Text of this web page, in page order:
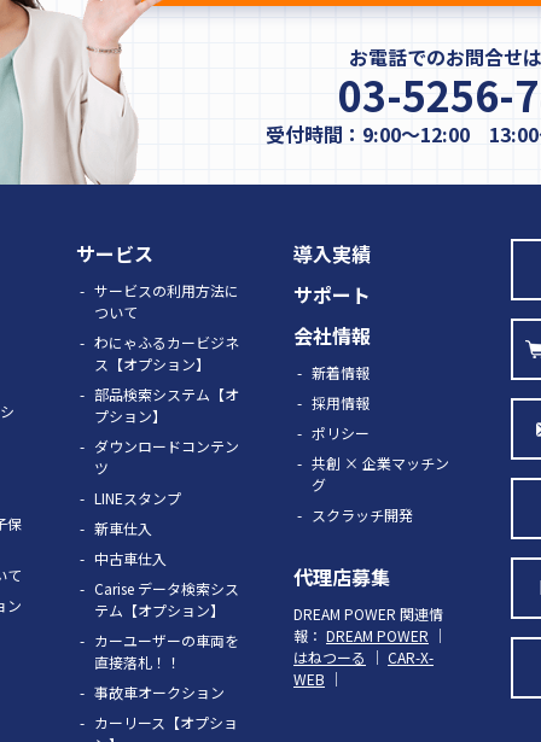
お電話でのお問合せ
03-5256-
受付時間：9:00～12:00 13:00
保
て
ン
サービス
サービスの利用方法に
ついて
わにゃふるカービジネ
ス【オプション】
部品検索システム【オ
プション】
ダウンロードコンテン
ツ
LINEスタンプ
新車仕入
中古車仕入
Carise データ検索シス
テム【オプション】
カーユーザーの車両を
直接落札！！
事故車オークション
カーリース【オプショ
導入実績
サポート
会社情報
新着情報
採用情報
ポリシー
共創 × 企業マッチン
グ
スクラッチ開発
代理店募集
DREAM POWER 関連情
報： DREAM POWER ｜
はねつーる
｜ CAR-X-
WEB ｜